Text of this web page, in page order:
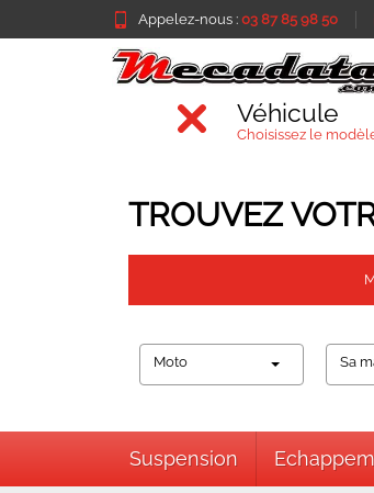
Appelez-nous : 03 87 85 98 50
Véhicule
Choisissez le
TROUVEZ
Moto Sa
Suspension